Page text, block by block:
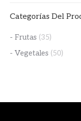
Categorías Del
- Frutas (35)
- Vegetales (50)